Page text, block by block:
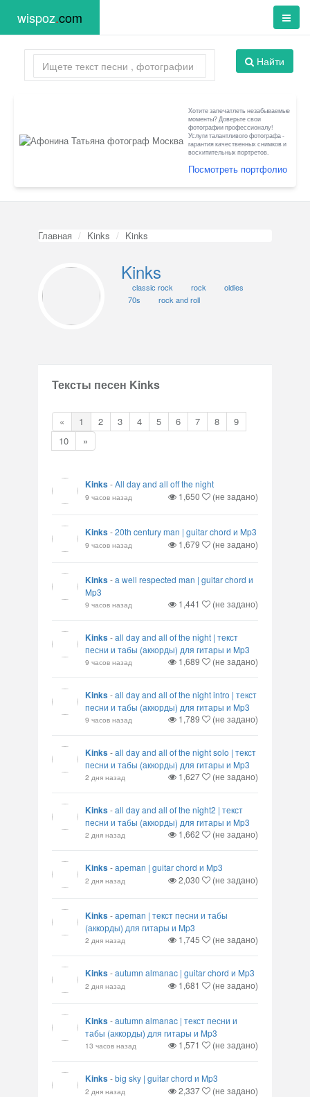
wispoz.com
Найти
Хотите запечатлеть незабываемые
моменты? Доверьте свои
фотографии профессионалу!
Услуги талантливого фотографа -
гарантия качественных снимков и
восхитительных портретов.
Посмотреть портфолио
Главная Kinks Kinks
Kinks
classic rock rock
oldies
70s
rock and roll
Тексты песен Kinks
« 1 2 3 4 5 6 7 8
9
10
»
Kinks-All day and all off the night
9 часов назад 1,650 (не задано)
Kinks-20th century man | guitar chord и Mp3
9 часов назад 1,679 (не задано)
Kinks-a well respected man | guitar chord и
Mp3
9 часов назад 1,441 (не задано)
Kinks-all day and all of the night | текст
песни и табы (аккорды) для гитары и Mp3
9 часов назад 1,689 (не задано)
Kinks-all day and all of the night intro | текст
песни и табы (аккорды) для гитары и Mp3
9 часов назад 1,789 (не задано)
Kinks-all day and all of the night solo | текст
песни и табы (аккорды) для гитары и Mp3
2 дня назад 1,627 (не задано)
Kinks-all day and all of the night2 | текст
песни и табы (аккорды) для гитары и Mp3
2 дня назад 1,662 (не задано)
Kinks-apeman | guitar chord и Mp3
2 дня назад 2,030 (не задано)
Kinks-apeman | текст песни и табы
(аккорды) для гитары и Mp3
2 дня назад 1,745 (не задано)
Kinks-autumn almanac | guitar chord и Mp3
2 дня назад 1,681 (не задано)
Kinks-autumn almanac | текст песни и
табы (аккорды) для гитары и Mp3
13 часов назад 1,571 (не задано)
Kinks-big sky | guitar chord и Mp3
2 дня назад 2,337 (не задано)